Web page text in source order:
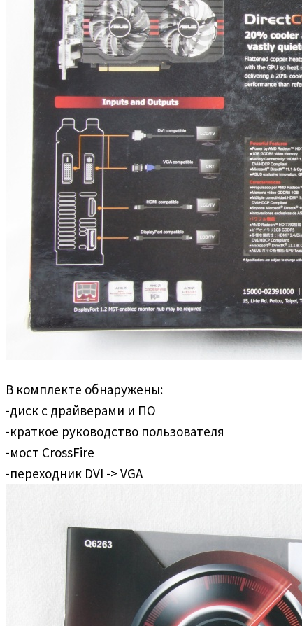
В комплекте обнаружены:
-диск с драйверами и ПО
-краткое руководство пользователя
-мост CrossFire
-переходник DVI -> VGA